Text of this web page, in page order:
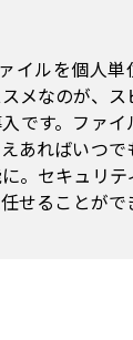
イルを個人単
メなのが、ス
です。ファイ
あればいつで
。セキュリテ
せることがで